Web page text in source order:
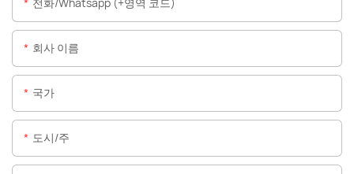
전화/whatsapp (+영역 코드)
회사 이름
국가
도시/주